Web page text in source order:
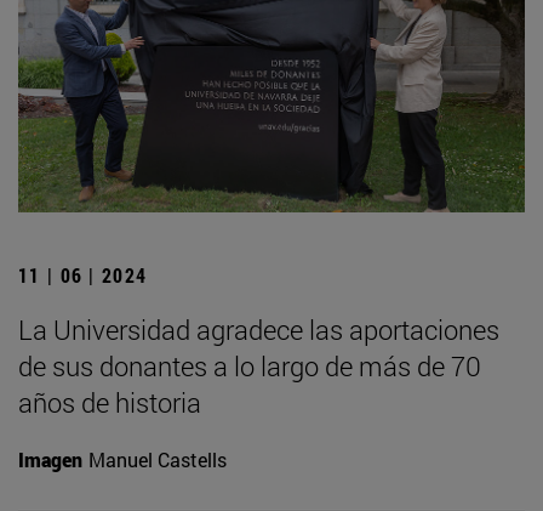
11 | 06 | 2024
La Universidad agradece las aportaciones
de sus donantes a lo largo de más de 70
años de historia
Imagen Manuel Castells